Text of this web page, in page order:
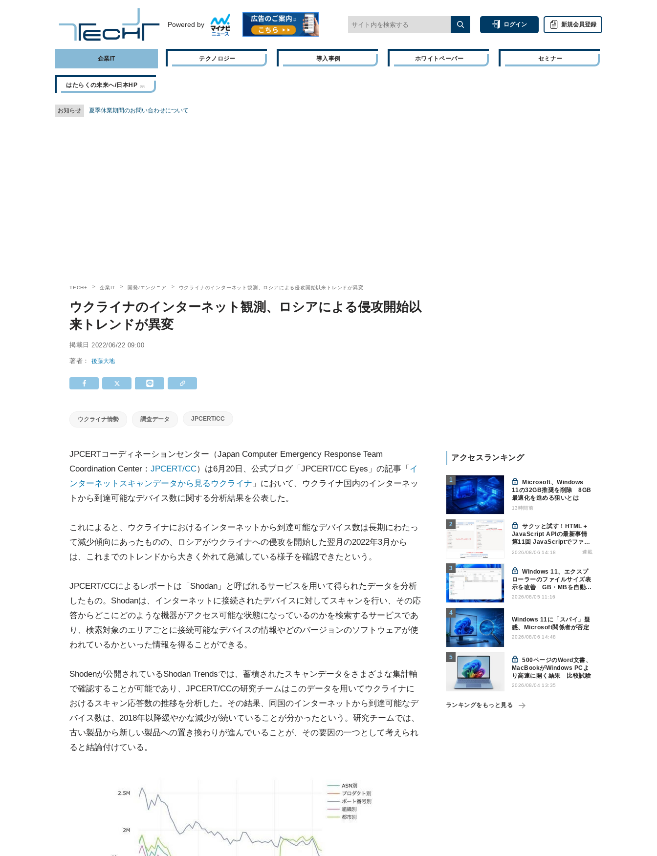
Powered by ログイン 新規会員登録
企業IT テクノロジー 導入事例 ホワイトペーパー セミナー
はたらくの未来へ/日本HP
お知らせ 夏季休業期間のお問い合わせについて
TECH+ 企業IT 開発/エンジニア ウクライナのインターネット観測、ロシアによる侵攻開始以来トレンドが異変
ウクライナのインターネット観測、ロシアによる侵攻開始以
来トレンドが異変
掲載日 2022/06/22 09:00
著者：後藤大地
ウクライナ情勢 調査データ JPCERT/CC
JPCERTコーディネーションセンター（Japan Computer Emergency Response Team
Coordination Center： JPCERT/CC）は6月20日、公式ブログ「JPCERT/CC Eyes」の記事「 イ
ンターネットスキャンデータから見るウクライナ 」において、ウクライナ国内のインターネッ
トから到達可能なデバイス数に関する分析結果を公表した。
これによると、ウクライナにおけるインターネットから到達可能なデバイス数は長期にわたっ
て減少傾向にあったものの、ロシアがウクライナへの侵攻を開始した翌月の2022年3月から
は、これまでのトレンドから大きく外れて急減している様子を確認できたという。
JPCERT/CCによるレポートは「Shodan」と呼ばれるサービスを用いて得られたデータを分析
したもの。Shodanは、インターネットに接続されたデバイスに対してスキャンを行い、その応
答からどこにどのような機器がアクセス可能な状態になっているのかを検索するサービスであ
り、検索対象のエリアごとに接続可能なデバイスの情報やどのバージョンのソフトウェアが使
われているかといった情報を得ることができる。
Shodenが公開されているShodan Trendsでは、蓄積されたスキャンデータをさまざまな集計軸
で確認することが可能であり、JPCERT/CCの研究チームはこのデータを用いてウクライナに
おけるスキャン応答数の推移を分析した。その結果、同国のインターネットから到達可能なデ
バイス数は、2018年以降緩やかな減少が続いていることが分かったという。研究チームでは、
古い製品から新しい製品への置き換わりが進んでいることが、その要因の一つとして考えられ
ると結論付けている。
アクセスランキング
Microsoft、Windows
11の32GB推奨を削除 8GB
最適化を進める狙いとは
13時間前
サクッと試す！HTML＋
JavaScript APIの最新事情
第11回 JavaScriptでファイ
ル管理！Origin Private File
2026/08/06 14:18 連載
Windows 11、エクスプ
ローラーのファイルサイズ表
示を改善 GB・MBを自動表
示へ
2026/08/05 11:16
Windows 11に「スパイ」疑
惑、Microsoft関係者が否定
2026/08/06 14:48
500ページのWord文書、
MacBookがWindows PCよ
り高速に開く結果 比較試験
2026/08/04 13:35
ランキングをもっと見る